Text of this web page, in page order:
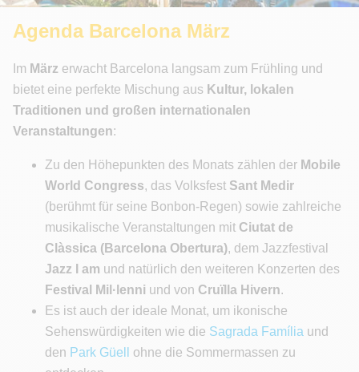
Agenda Barcelona März
Im März erwacht Barcelona langsam zum Frühling und
bietet eine perfekte Mischung aus Kultur, lokalen
Traditionen und großen internationalen
Veranstaltungen:
Zu den Höhepunkten des Monats zählen der Mobile
World Congress, das Volksfest Sant Medir
(berühmt für seine Bonbon-Regen) sowie zahlreiche
musikalische Veranstaltungen mit Ciutat de
Clàssica (Barcelona Obertura), dem Jazzfestival
Jazz I am und natürlich den weiteren Konzerten des
Festival Mil·lenni und von Cruïlla Hivern.
Es ist auch der ideale Monat, um ikonische
Sehenswürdigkeiten wie die Sagrada Família und
den Park Güell
ohne die Sommermassen zu